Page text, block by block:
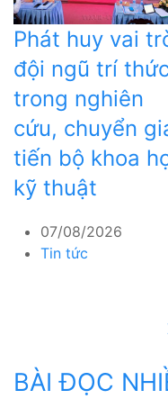
Phát huy vai
đội ngũ trí
trong nghiên
cứu, chuyển
tiến bộ khoa
kỹ thuật
07/08/2026
Tin tức
BÀI ĐỌC